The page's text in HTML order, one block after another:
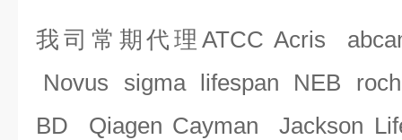
我司常期代理ATCC Acris
Novus sigma lifespan NEB
BD Qiagen Cayman Jackson